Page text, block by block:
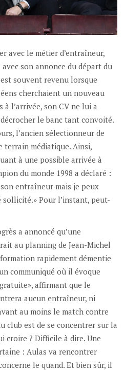
avec le métier d’entraîneur,
son annonce du départ du
est souvent revenu lorsque
cherchaient un nouveau
l’arrivée, son CV ne lui a
le banc tant convoité.
l’ancien sélectionneur de
terrain médiatique. Ainsi,
à une possible arrivée à
du monde 1998 a déclaré :
entraîneur mais je peux
sollicité.» Pour l’instant, peut-
a annoncé qu’une
au planning de Jean-Michel
rapidement démentie
communiqué où il évoque
affirmant que le
aucun entraîneur, ni
au moins le match contre
club est de se concentrer sur la
croire ? Difficile à dire. Une
: Aulas va rencontrer
le quand. Et bien sûr, il